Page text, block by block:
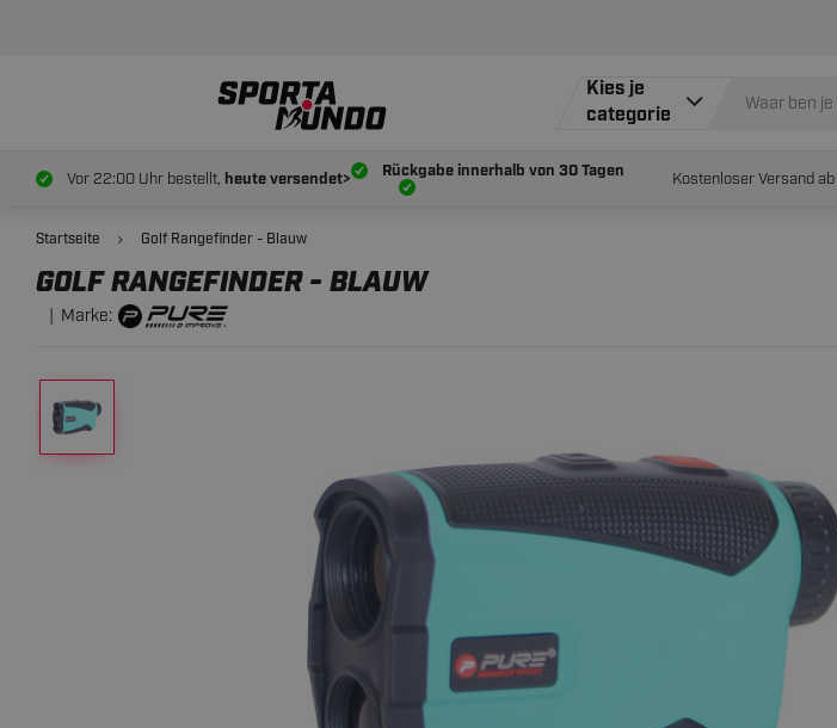
Kies je
categorie
Vor 22:00 Uhr bestellt, heute versendet> Rückgabe innerhalb von 30 Tagen Kostenloser Versand
GOLF RANGEFINDER - BLAUW
Marke:
Startseite Golf Rangefinder - Blauw